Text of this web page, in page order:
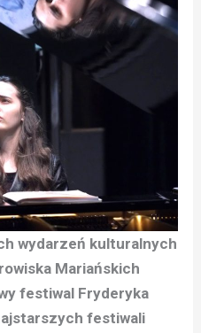
wydarzeń kulturalnych
Mariańskich
festiwal Fryderyka
festiwali